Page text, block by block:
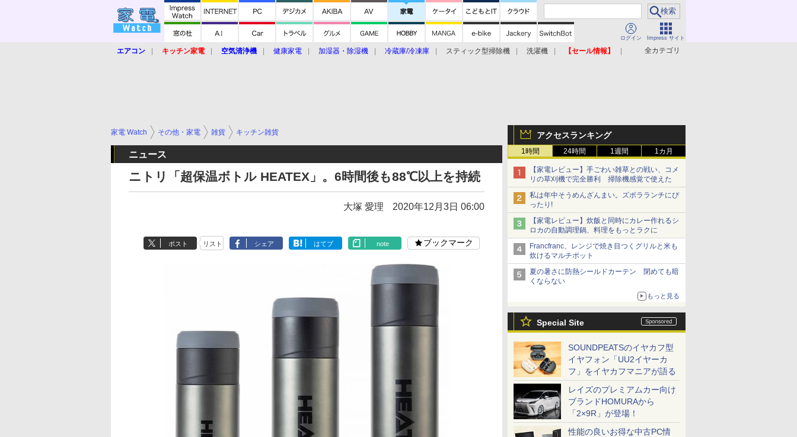
ログイン Impress サイト
全カテゴリ
エアコン キッチン家電 空気清浄機 健康家電 加湿器・除湿機 冷蔵庫/冷凍庫 スティック型掃除機 洗濯機
【セール情報】
アクセスランキング
1時間 24時間 1週間 1カ月
【家電レビュー】手ごわい雑草との戦い、コメ
リの草刈機で完全勝利 掃除機感覚で使えた
私は年中そうめんざんまい。ズボラランチにぴ
ったり!
【家電レビュー】炊飯と同時にカレー作れるシ
ロカの自動調理鍋、料理をもっとラクに
Francfranc、レンジで焼き目つくグリルと米も
炊けるマルチポット
夏の暑さに防熱シールドカーテン 閉めても暗
くならない
もっと見る
Special Site
SOUNDPEATSのイヤカフ型
イヤフォン「UU2イヤーカ
フ」をイヤカフマニアが語る
レイズのプレミアムカー向け
ブランドHOMURAから
「2×9R」が登場！
性能の良いお得な中古PC情
家電 Watch その他・家電 雑貨 キッチン雑貨
ニュース
ニトリ「超保温ボトル HEATEX」。6時間後も88℃以上を持続
大塚 愛理 2020年12月3日 06:00
ポスト リスト シェア はてブ note ブックマーク